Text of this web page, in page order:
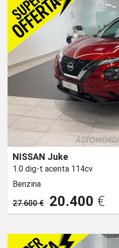
NISSAN Juke
1.0 dig-t acenta 114cv
Benzina
27.600 €
20.400 €